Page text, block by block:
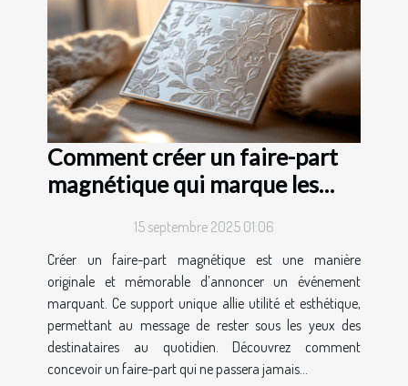
Comment créer un faire-part
magnétique qui marque les
15 septembre 2025 01:06
Créer un faire-part magnétique est une manière
originale et mémorable d’annoncer un événement
marquant. Ce support unique allie utilité et esthétique,
permettant au message de rester sous les yeux des
destinataires au quotidien. Découvrez comment
concevoir un faire-part qui ne passera jamais...